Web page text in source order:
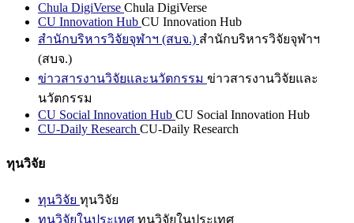
Chula DigiVerse Chula DigiVerse
CU Innovation Hub CU Innovation Hub
สำนักบริหารวิจัยจุฬาฯ (สบจ.) สำนักบริหารวิจัยจุฬาฯ
(สบจ.)
ข่าวสารงานวิจัยและนวัตกรรม ข่าวสารงานวิจัยและ
นวัตกรรม
CU Social Innovation Hub CU Social Innovation Hub
CU-Daily Research CU-Daily Research
ทุนวิจัย
ทุนวิจัย ทุนวิจัย
ทุนวิจัยในประเทศ ทุนวิจัยในประเทศ